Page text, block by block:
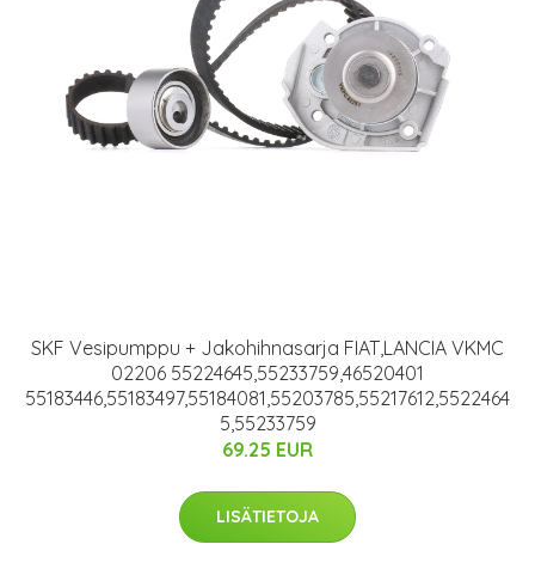
SKF Vesipumppu + Jakohihnasarja FIAT,LANCIA VKMC
02206 55224645,55233759,46520401
55183446,55183497,55184081,55203785,55217612,5522464
5,55233759
69.25 EUR
LISÄTIETOJA